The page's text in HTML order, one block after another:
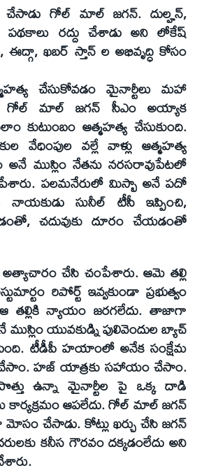
గోల్ మాల్ జగన్. దుల్హన్,
రద్దు చేశాడు అని లోకేష్
ఈద్గా, ఖబర్ స్తాన్ ల అభివృద్ధి కోసం
చేసుకోవడం మైనార్టీలు మహా
గోల్ మాల్ జగన్ సీఎం అయ్యాక
కుటుంబం ఆత్మహత్య చేసుకుంది.
వేధింపుల వల్లే వాళ్లు ఆత్మహత్య
అనే ముస్లిం నేతను నరసరావుపేటలో
పలమనేరులో మిస్బా అనే పదో
నాయకుడు సునీల్ టీసీ ఇప్పించి,
చదువుకు దూరం చేయడంతో
చేసి చంపేశారు. ఆమె తల్లి
రిపోర్ట్ ఇవ్వకుండా ప్రభుత్వం
తల్లికి న్యాయం జరగలేదు. తాజాగా
యువకుడ్ని పులివెందుల బ్యాచ్
టీడీపీ హయాంలో అనేక సంక్షేమ
చేసాం. హజ్ యాత్రకు సహాయం చేసాం.
ఉన్నా మైనార్టీల పై ఒక్క దాడి
కార్యక్రమం ఆపలేదు. గోల్ మాల్ జగన్
మోసం చేసాడు. కోట్లు ఖర్చు చేసి జగన్
కనీస గౌరవం దక్కడంలేదు అని